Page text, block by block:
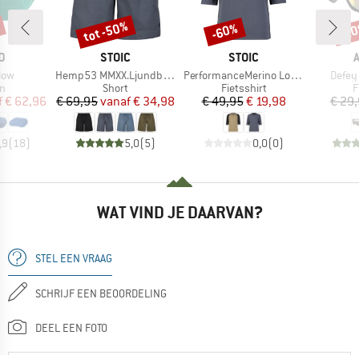
prijs
€ 62,96
(18)
MERK
STOIC
Artikel
Hemp53 MMXX.Ljundby Shorts
Productgroep
Short
Prijs
€ 69,95 Verlaagde prijs
vanaf€ 34,98
5,0(5)
Korting
tot -50%
MERK
STOIC
Artikel
PerformanceMerino LofsdalenSt. MTB 3/4 Shirt
Productgroep
Fietsshirt
Prijs
€ 49,95Verlaagde prijs
€ 19,98
0,0(0)
Korting
-60%
Artikel
€
-
WAT VIND JE DAARVAN?
STEL EEN VRAAG
SCHRIJF EEN BEOORDELING
DEEL EEN FOTO